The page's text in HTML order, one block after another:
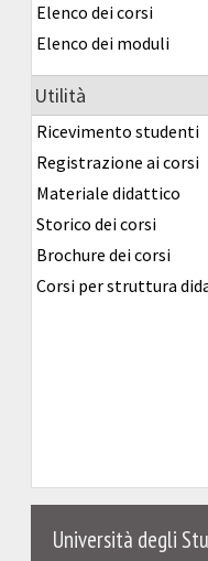
Elenco dei corsi
Elenco dei moduli
Utilità
Ricevimento studenti
Registrazione ai corsi
Materiale didattico
Storico dei corsi
Brochure dei corsi
Corsi per struttura
Università degli